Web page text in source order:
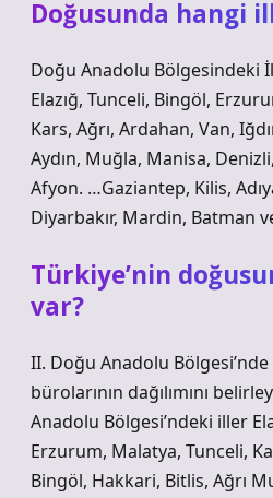
Doğusunda hangi
Doğu Anadolu Bölgesindeki
Elazığ, Tunceli, Bingöl,
Kars, Ağrı, Ardahan, Van,
Aydın, Muğla, Manisa,
Afyon. …Gaziantep, Kilis,
Diyarbakır, Mardin, Batman
Türkiye’nin
var?
II. Doğu Anadolu
bürolarının dağılımını
Anadolu Bölgesi’ndeki iller
Erzurum, Malatya, Tunceli,
Bingöl, Hakkari, Bitlis, Ağrı